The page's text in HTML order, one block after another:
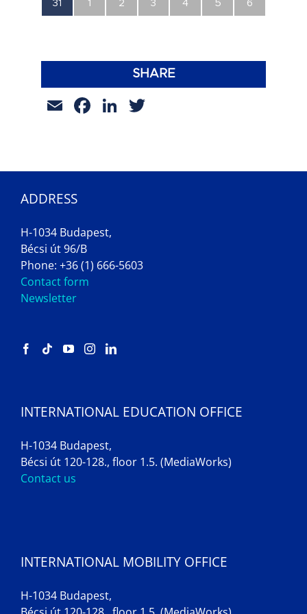
0
esemény,
31
0
esemény,
1
0
esemény,
2
0
esemény,
3
0
esemény,
4
0
esemény,
5
0
esemény,
6
SHARE
EmailFacebook
LinkedIn
ADDRESS
H-1034 Budapest,
Bécsi út 96/B
Phone: +36 (1) 666-5603
Contact form
Newsletter
INTERNATIONAL EDUCATION OFFICE
H-1034 Budapest,
Bécsi út 120-128., floor 1.5. (MediaWorks)
Contact us
INTERNATIONAL MOBILITY OFFICE
H-1034 Budapest,